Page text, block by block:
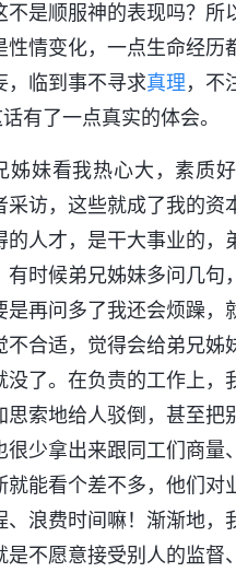
是顺服神的表现吗？所
情变化，一点生命经历
，临到事不寻求真理，不
话有了一点真实的体会。
妹看我热心大，素质
访，这些就成了我的资
人才，是干大事业的，
时候弟兄姊妹多问几句
再问多了我还会烦躁，
合适，觉得会给弟兄姊
了。在负责的工作上，
索地给人驳倒，甚至把
少拿出来跟同工们商量
能看个差不多，他们对
浪费时间嘛！渐渐地，
不愿意接受别人的监督